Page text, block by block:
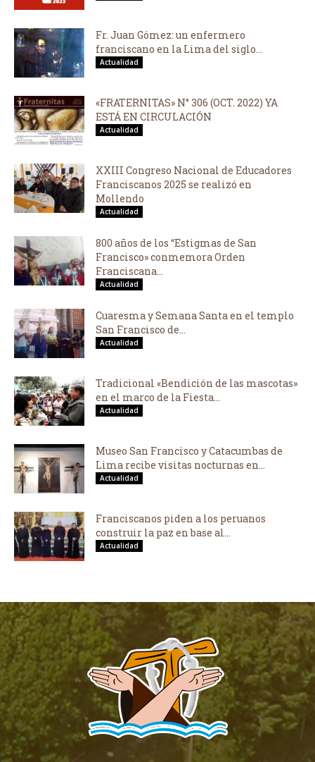
Fr. Juan Gómez: un enfermero
franciscano en la Lima del siglo...
Actualidad
«FRATERNITAS» N° 306 (OCT. 2022) YA
ESTÁ EN CIRCULACIÓN
Actualidad
XXIII Congreso Nacional de Educadores
Franciscanos 2025 se realizó en
Mollendo
Actualidad
800 años de los “Estigmas de San
Francisco» conmemora Orden
Franciscana...
Actualidad
Cuaresma y Semana Santa en el templo
San Francisco de...
Actualidad
Tradicional «Bendición de las mascotas»
en el marco de la Fiesta...
Actualidad
Museo San Francisco y Catacumbas de
Lima recibe visitas nocturnas en...
Actualidad
Franciscanos piden a los peruanos
construir la paz en base al...
Actualidad